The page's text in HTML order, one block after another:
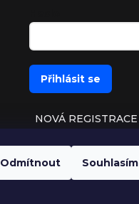
Odmítnout Souhlasím
Přihlásit se
NOVÁ REGISTRACE